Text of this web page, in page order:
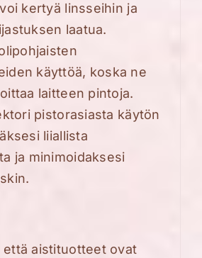
kertyä linsseihin ja
laatua.
käyttöä, koska ne
laitteen pintoja.
pistorasiasta käytön
liiallista
ja minimoidaksesi
että aistituotteet ovat